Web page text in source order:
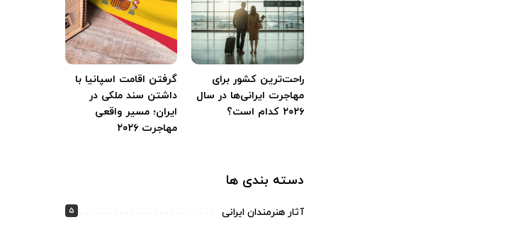
راحت‌ترین کشور برای
مهاجرت ایرانی‌ها در سال
۲۰۲۶ کدام است؟
گرفتن اقامت اسپانیا با
داشتن سند ملکی در
ایران؛ مسیر واقعی
مهاجرت ۲۰۲۶
دسته بندی ها
آثار هنرمندان ایرانی 5